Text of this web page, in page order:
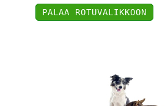
PALAA ROTUVALIKKOON